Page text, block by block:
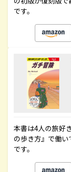
です。
本書は4人の旅好
の歩き方』で働
です。